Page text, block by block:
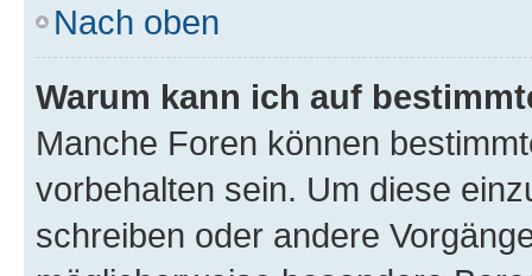
Nach oben
Warum kann ich auf
Manche Foren können
vorbehalten sein. Um diese
schreiben oder andere